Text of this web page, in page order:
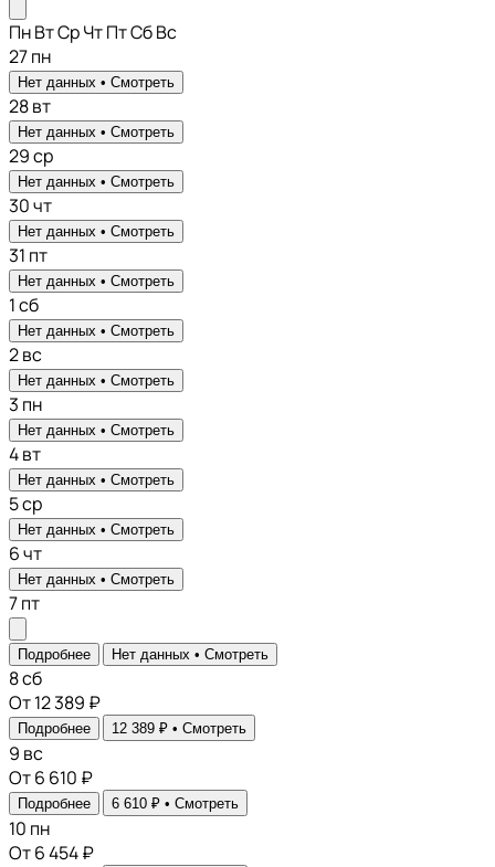
ПнВтСрЧтПтСбВс
27пн
Нет данных • Смотреть
28вт
Нет данных • Смотреть
29ср
Нет данных • Смотреть
30чт
Нет данных • Смотреть
31 пт
Нет данных • Смотреть
1сб
Нет данных • Смотреть
2вс
Нет данных • Смотреть
3 пн
Нет данных • Смотреть
4вт
Нет данных • Смотреть
5ср
Нет данных • Смотреть
6чт
Нет данных • Смотреть
7пт
Подробнее Нет данных • Смотреть
8сб
От 12 389 ₽
Подробнее 12 389 ₽ • Смотреть
9 вс
От 6 610 ₽
Подробнее 6 610 ₽ • Смотреть
10 пн
От 6 454 ₽